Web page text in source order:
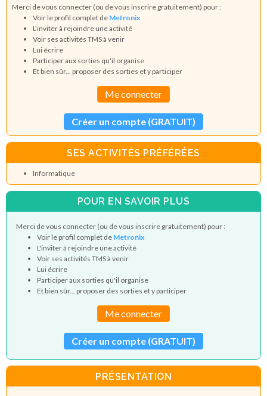
Merci de vous connecter (ou de vous inscrire gratuitement) pour :
Voir le profil complet de Metronix
L'inviter à rejoindre une activité
Voir ses activités TMS à venir
Lui écrire
Participer aux sorties qu'il organise
Et bien sûr... proposer des sorties et y participer
Me connecter
Créer un compte (GRATUIT)
SES ACTIVITÉS PRÉFÉRÉES
Informatique
POUR EN SAVOIR PLUS
Merci de vous connecter (ou de vous inscrire gratuitement) pour :
Voir le profil complet de Metronix
L'inviter à rejoindre une activité
Voir ses activités TMS à venir
Lui écrire
Participer aux sorties qu'il organise
Et bien sûr... proposer des sorties et y participer
Me connecter
Créer un compte (GRATUIT)
PRÉSENTATION